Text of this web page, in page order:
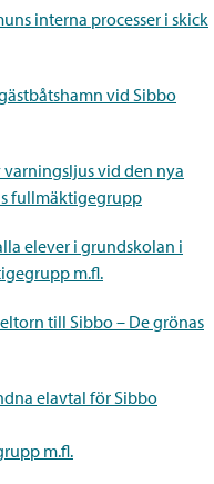
interna processer i skick
vid Sibbo
vid den nya
fullmäktigegrupp
elever i grundskolan i
m.fl.
till Sibbo – De grönas
elavtal för Sibbo
m.fl.